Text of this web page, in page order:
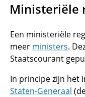
Ministeriële
Een ministeriële
meer ministers.
Staatscourant
In principe zijn het
Staten-Generaal